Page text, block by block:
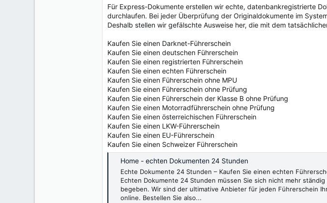
Für Express-Dokumente erstellen wir echte, datenbankregistrierte
durchlaufen. Bei jeder Überprüfung der Originaldokumente im
Deshalb stellen wir gefälschte Ausweise her, die mit dem
Kaufen Sie einen Darknet-Führerschein
Kaufen Sie einen deutschen Führerschein
Kaufen Sie einen registrierten Führerschein
Kaufen Sie einen echten Führerschein
Kaufen Sie einen Führerschein ohne MPU
Kaufen Sie einen Führerschein ohne Prüfung
Kaufen Sie einen Führerschein der Klasse B ohne Prüfung
Kaufen Sie einen Motorradführerschein ohne Prüfung
Kaufen Sie einen österreichischen Führerschein
Kaufen Sie einen LKW-Führerschein
Kaufen Sie einen EU-Führerschein
Kaufen Sie einen Schweizer Führerschein
Home - echten Dokumenten 24 Stunden
Echte Dokumente 24 Stunden – Kaufen Sie einen echten
Echten Dokumente 24 Stunden müssen Sie sich nicht mehr
begeben. Wir sind der ultimative Anbieter für jeden Führerschein
online. Bestellen Sie also...